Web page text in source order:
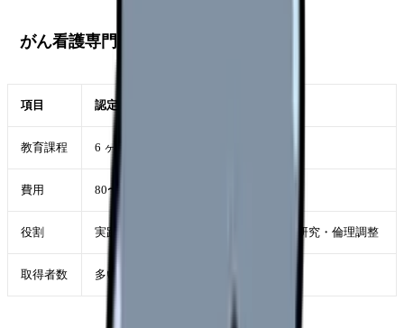
がん看護専門看護師との違い
項目 認定看護師
教育課程 6 ヶ月
費用 80〜120 万円
役割 実践・指導 実践・指導・相談・研究・倫理調整
取得者数 多い